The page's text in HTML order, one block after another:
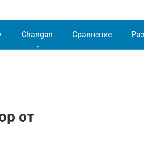
Changan Сравнение
от